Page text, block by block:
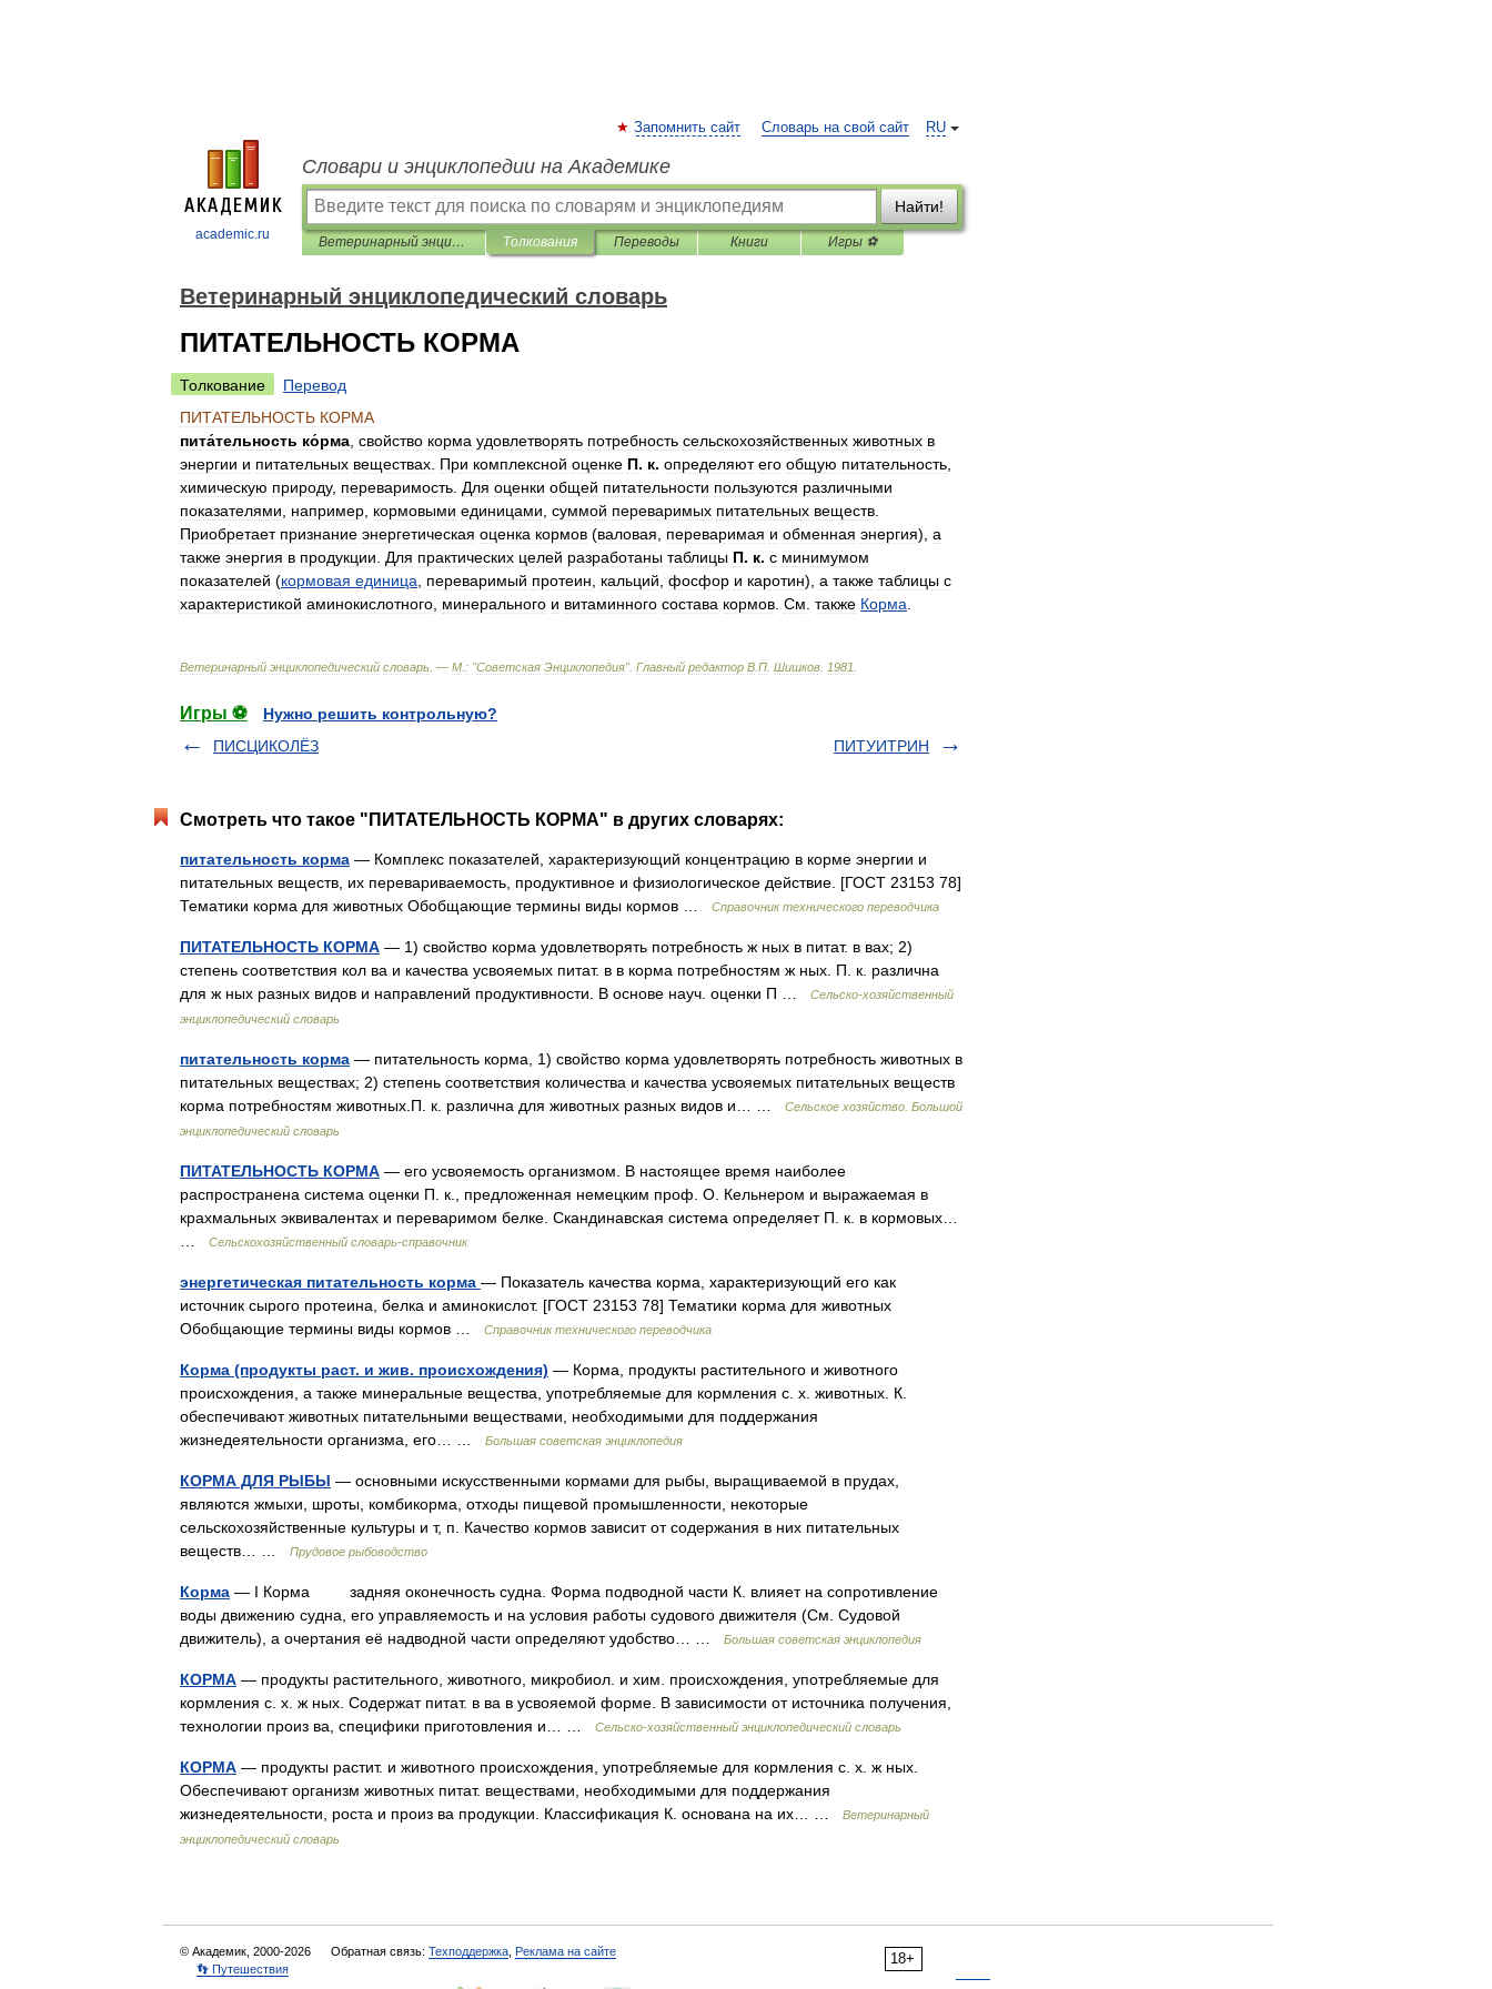
academic.ru
RU
Запомнить сайт Словарь на свой сайт
Словари и энциклопедии на Академике
Найти!
Ветеринарный энциклопедический словарь Толкования Переводы Книги Игры ⚽
Ветеринарный энциклопедический словарь
ПИТАТЕЛЬНОСТЬ КОРМА
Толкование
Перевод
ПИТАТЕЛЬНОСТЬ КОРМА
пита́тельность ко́рма свойство корма удовлетворять потребность сельскохозяйственных животных в
энергии и питательных веществах При комплексной оценке П. к. определяют его общую питательность
химическую природу, переваримость Для оценки общей питательности пользуются различными
показателями
например кормовыми единицами суммой переваримых питательных веществ
Приобретает признание энергетическая оценка кормов (валовая переваримая и обменная энергия), а
также энергия в продукции Для практических целей разработаны таблицы П. к. с минимумом
показателей (кормовая единица переваримый протеин кальций фосфор и каротин), а также таблицы с
характеристикой аминокислотного минерального и витаминного состава кормов См также Корма
Ветеринарный энциклопедический словарь . — М : "Советская Энциклопедия". Главный редактор В П Шишков 1981
Игры ⚽
Нужно решить контрольную?
ПИСЦИКОЛЁЗ
ПИТУИТРИН
Смотреть что такое "ПИТАТЕЛЬНОСТЬ КОРМА" в других словарях:
питательность корма — Комплекс показателей, характеризующий концентрацию в корме энергии и
питательных веществ, их перевариваемость, продуктивное и физиологическое действие. [ГОСТ 23153 78]
Тематики корма для животных Обобщающие термины виды кормов …
Справочник технического переводчика
ПИТАТЕЛЬНОСТЬ КОРМА — 1) свойство корма удовлетворять потребность ж ных в питат. в вах; 2)
степень соответствия кол ва и качества усвояемых питат. в в корма потребностям ж ных. П. к. различна
для ж ных разных видов и направлений продуктивности. В основе науч. оценки П …
Сельско-хозяйственный
энциклопедический словарь
питательность корма — питательность корма, 1) свойство корма удовлетворять потребность животных в
питательных веществах; 2) степень соответствия количества и качества усвояемых питательных веществ
корма потребностям животных.П. к. различна для животных разных видов и… …
Сельское хозяйство. Большой
энциклопедический словарь
ПИТАТЕЛЬНОСТЬ КОРМА — его усвояемость организмом. В настоящее время наиболее
распространена система оценки П. к., предложенная немецким проф. О. Кельнером и выражаемая в
крахмальных эквивалентах и переваримом белке. Скандинавская система определяет П. к. в кормовых…
Сельскохозяйственный словарь-справочник
энергетическая питательность корма — Показатель качества корма, характеризующий его как
источник сырого протеина, белка и аминокислот. [ГОСТ 23153 78] Тематики корма для животных
Обобщающие термины виды кормов …
Справочник технического переводчика
Корма (продукты раст. и жив. происхождения) — Корма, продукты растительного и животного
происхождения, а также минеральные вещества, употребляемые для кормления с. х. животных. К.
обеспечивают животных питательными веществами, необходимыми для поддержания
жизнедеятельности организма, его… …
Большая советская энциклопедия
КОРМА ДЛЯ РЫБЫ — основными искусственными кормами для рыбы, выращиваемой в прудах,
являются жмыхи, шроты, комбикорма, отходы пищевой промышленности, некоторые
сельскохозяйственные культуры и т, п. Качество кормов зависит от содержания в них питательных
веществ… …
Прудовое рыбоводство
Корма — I Корма задняя оконечность судна. Форма подводной части К. влияет на сопротивление
воды движению судна, его управляемость и на условия работы судового движителя (См. Судовой
движитель), а очертания её надводной части определяют удобство… …
Большая советская энциклопедия
КОРМА — продукты растительного, животного, микробиол. и хим. происхождения, употребляемые для
кормления с. х. ж ных. Содержат питат. в ва в усвояемой форме. В зависимости от источника получения,
технологии произ ва, специфики приготовления и… …
Сельско-хозяйственный энциклопедический словарь
КОРМА — продукты растит. и животного происхождения, употребляемые для кормления с. х. ж ных.
Обеспечивают организм животных питат. веществами, необходимыми для поддержания
жизнедеятельности, роста и произ ва продукции. Классификация К. основана на их… …
Ветеринарный
энциклопедический словарь
18+
© Академик, 2000-2026 Обратная связь: Техподдержка Реклама на сайте
👣 Путешествия